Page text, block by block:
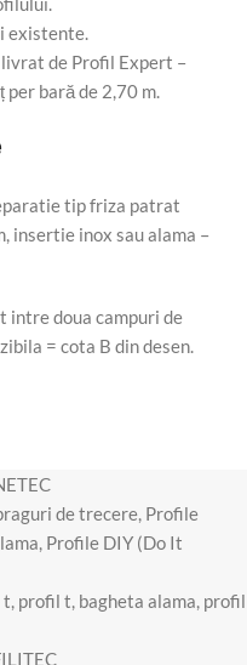
existente.
de Profil Expert –
bară de 2,70 m.
intre doua campuri de
= cota B din desen.
de trecere, Profile
, Profile DIY (Do It
t, profil t, bagheta alama, profil